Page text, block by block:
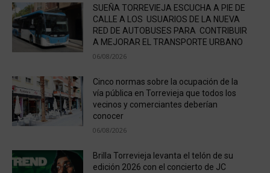
SUEÑA TORREVIEJA ESCUCHA A PIE DE
CALLE A LOS USUARIOS DE LA NUEVA
RED DE AUTOBUSES PARA CONTRIBUIR
A MEJORAR EL TRANSPORTE URBANO
06/08/2026
Cinco normas sobre la ocupación de la
vía pública en Torrevieja que todos los
vecinos y comerciantes deberían
conocer
06/08/2026
Brilla Torrevieja levanta el telón de su
edición 2026 con el concierto de JC